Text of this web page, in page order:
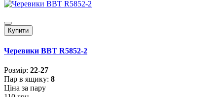
Купити
Черевики BBT R5852-2
Розмiр: 22-27
Пар в ящику: 8
Ціна за пару